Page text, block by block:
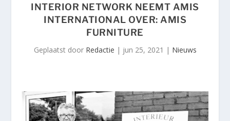
INTERIOR NETWORK NEEMT AMIS
INTERNATIONAL OVER: AMIS
FURNITURE
Geplaatst door Redactie | jun 25, 2021 | Nieuws